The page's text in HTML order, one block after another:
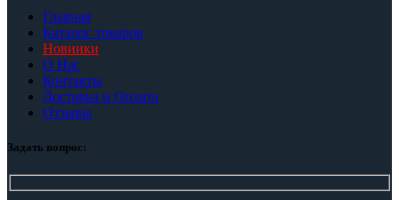
Главная
Каталог товаров
Новинки
О Нас
Контакты
Доставка и Оплата
Отзывы
Задать вопрос: